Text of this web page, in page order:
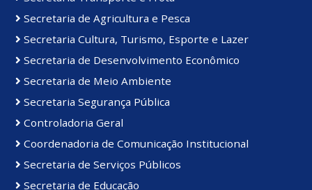
Secretaria de Agricultura e Pesca
Secretaria Cultura, Turismo, Esporte e Lazer
Secretaria de Desenvolvimento Econômico
Secretaria de Meio Ambiente
Secretaria Segurança Pública
Controladoria Geral
Coordenadoria de Comunicação Institucional
Secretaria de Serviços Públicos
Secretaria de Educação